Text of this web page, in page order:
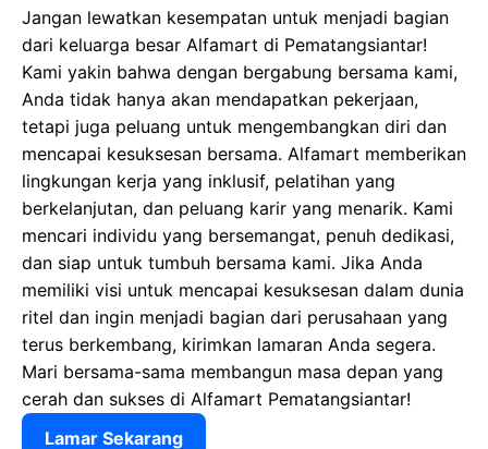
Jangan lewatkan kesempatan untuk menjadi bagian
dari keluarga besar Alfamart di Pematangsiantar!
Kami yakin bahwa dengan bergabung bersama kami,
Anda tidak hanya akan mendapatkan pekerjaan,
tetapi juga peluang untuk mengembangkan diri dan
mencapai kesuksesan bersama. Alfamart memberikan
lingkungan kerja yang inklusif, pelatihan yang
berkelanjutan, dan peluang karir yang menarik. Kami
mencari individu yang bersemangat, penuh dedikasi,
dan siap untuk tumbuh bersama kami. Jika Anda
memiliki visi untuk mencapai kesuksesan dalam dunia
ritel dan ingin menjadi bagian dari perusahaan yang
terus berkembang, kirimkan lamaran Anda segera.
Mari bersama-sama membangun masa depan yang
cerah dan sukses di Alfamart Pematangsiantar!
Lamar Sekarang